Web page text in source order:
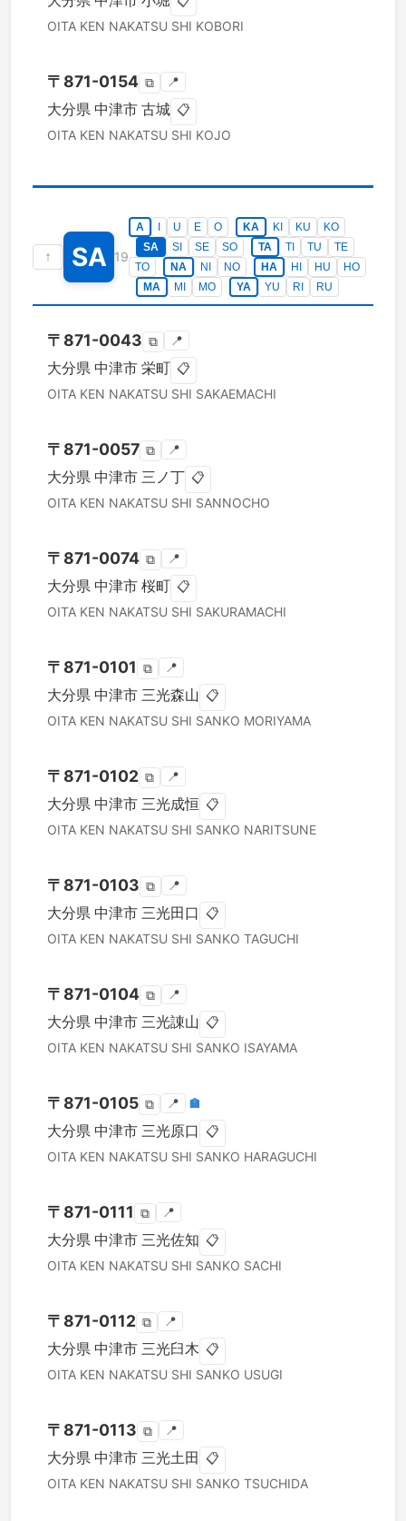
OITA KEN NAKATSU SHI KOBORI
〒 871-0154 ⧉ 📍
大分県 中津市 古城 📋
OITA KEN NAKATSU SHI KOJO
↑ SA 19
A U E O KA KI KU
KO
SA
SI SE SO TA TI TU
TE
TO
NA NI NO HA HI HU
HO
MA
MI MO YA YU RI RU
〒 871-0043 ⧉ 📍
大分県 中津市 栄町 📋
OITA KEN NAKATSU SHI SAKAEMACHI
〒 871-0057 ⧉ 📍
大分県 中津市 三ノ丁 📋
OITA KEN NAKATSU SHI SANNOCHO
〒 871-0074 ⧉ 📍
大分県 中津市 桜町 📋
OITA KEN NAKATSU SHI SAKURAMACHI
〒 871-0101 ⧉ 📍
大分県 中津市 三光森山 📋
OITA KEN NAKATSU SHI SANKO MORIYAMA
〒 871-0102 ⧉ 📍
大分県 中津市 三光成恒 📋
OITA KEN NAKATSU SHI SANKO NARITSUNE
〒 871-0103 ⧉ 📍
大分県 中津市 三光田口 📋
OITA KEN NAKATSU SHI SANKO TAGUCHI
〒 871-0104 ⧉ 📍
大分県 中津市 三光諌山 📋
OITA KEN NAKATSU SHI SANKO ISAYAMA
〒 871-0105 ⧉ 📍 🏣
大分県 中津市 三光原口 📋
OITA KEN NAKATSU SHI SANKO HARAGUCHI
〒 871-0111 ⧉ 📍
大分県 中津市 三光佐知 📋
OITA KEN NAKATSU SHI SANKO SACHI
〒 871-0112 ⧉ 📍
大分県 中津市 三光臼木 📋
OITA KEN NAKATSU SHI SANKO USUGI
〒 871-0113 ⧉ 📍
大分県 中津市 三光土田 📋
OITA KEN NAKATSU SHI SANKO TSUCHIDA